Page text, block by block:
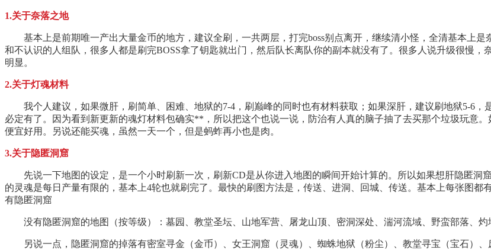
1.关于奈落之地
基本上是前期唯一产出大量金币的地方，建议全刷，一共两层，打完boss别点离开，继续清小怪，全清基本上是
和不认识的人组队，很多人都是刷完BOSS拿了钥匙就出门，然后队长离队你的副本就没有了。很多人说升级很慢
明显。
2.关于灯魂材料
我个人建议，如果微肝，刷简单、困难、地狱的7-4，刷巅峰的同时也有材料获取；如果深肝，建议刷地狱5-6，
必定有了。因为看到新更新的魂灯材料包确实**，所以把这个也说一说，防治有人真的脑子抽了去买那个垃圾玩意
便宜好用。另说还能买魂，虽然一天一个，但是蚂蚱再小也是肉。
3.关于隐匿洞窟
先说一下地图的设定，是一个小时刷新一次，刷新CD是从你进入地图的瞬间开始计算的。所以如果想肝隐匿洞
的灵魂是每日产量有限的，基本上4轮也就刷完了。最快的刷图方法是，传送、进洞、回城、传送。基本上每张图
有隐匿洞窟
没有隐匿洞窟的地图（按等级）：墓园、教堂圣坛、山地军营、屠龙山顶、密洞深处、湍河流域、野蛮部落、灼
另说一点，隐匿洞窟的掉落有密室寻金（金币）、女王洞窟（灵魂）、蜘蛛地狱（粉尘）、教堂寻宝（宝石）、